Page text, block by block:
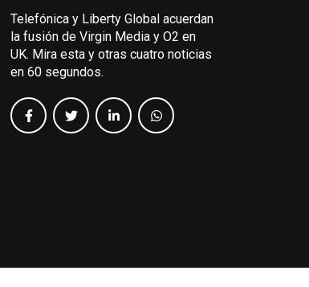
Telefónica y Liberty Global acuerdan
la fusión de Virgin Media y O2 en
UK. Mira esta y otras cuatro noticias
en 60 segundos.